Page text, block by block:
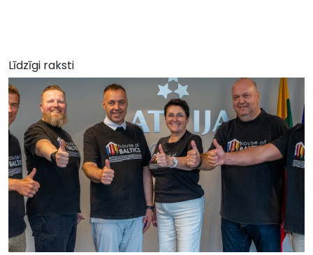
Līdzīgi raksti